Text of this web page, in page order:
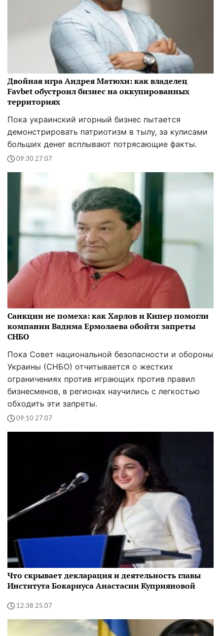
Двойная игра Андрея Матюхи: как владелец
Favbet обустроил бизнес на оккупированных
территориях
Пока украинский игорный бизнес пытается
демонстрировать патриотизм в тылу, за кулисами
больших денег всплывают потрясающие факты.
09:30 27.07
Санкции не помеха: как Харлов и Кипер помогли
компании Вадима Ермолаева обойти запреты
СНБО
Пока Совет национальной безопасности и обороны
Украины (СНБО) отчитывается о жестких
ограничениях против играющих против правил
бизнесменов, в регионах научились с легкостью
обходить эти запреты.
09:10 27.07
Что скрывает декларация и деятельность главы
Института Бокариуса Анастасии Куприяновой
12:38 25.07